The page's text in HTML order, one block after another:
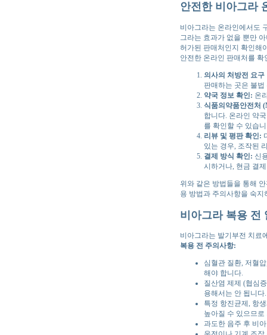
안전한 비아그라
비아그라는 온라인에서도
그라는 효과가 없을 뿐만
허가된 판매처인지 확인해
안전한 온라인 판매처를
의사의 처방전 요구
판매하는 곳은 불
약국 정보 확인: 온
식품의약품안전처
합니다. 온라인 약
를 확인할 수 있습
리뷰 및 평판 확인:
있는 경우, 조작된
결제 방식 확인: 신
시하거나, 현금 결
위와 같은 방법들을 통해
용 방법과 주의사항을 숙
비아그라 복용 전
비아그라는 발기부전 치료
복용 전 주의사항:
심혈관 질환, 저혈
해야 합니다.
질산염 제제 (협심
용해서는 안 됩니다.
특정 항진균제, 항
높아질 수 있으므
과도한 음주 후 비